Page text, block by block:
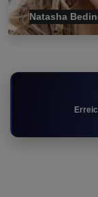
Natasha